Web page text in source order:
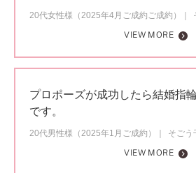
20代女性様（2025年4月ご成約ご成約）
VIEW MORE
プロポーズが成功したら結婚指
です。
20代男性様（2025年1月ご成約）
そごう
VIEW MORE